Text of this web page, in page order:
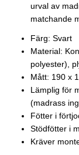
urval av
matchande
Färg: Svart
Material:
polyester),
Mått: 190 x
Lämplig för
(madrass
Fötter i
Stödfötter i
Kräver